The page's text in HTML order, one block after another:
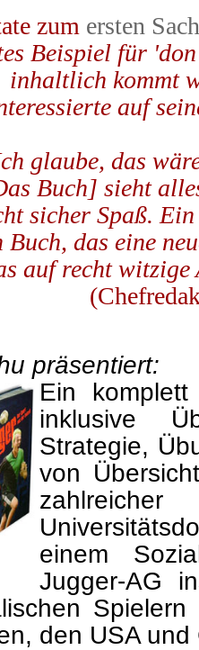
zum ersten
Beispiel für
inhaltlich kommt
auf
glaube, das
Buch] sieht
sicher Spaß.
Buch, das eine
auf recht witzige
präsentiert:
Ein
inklusive
Strategie,
von
einem
Jugger-AG
den USA